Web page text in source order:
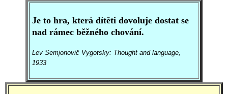
Je to hra, která dítěti dovoluje dostat se
nad rámec běžného chování.
Lev Semjonovič Vygotsky: Thought and language,
1933